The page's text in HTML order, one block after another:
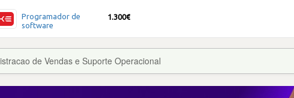
Programador de
software
1.300€
de Vendas e Suporte Operacional